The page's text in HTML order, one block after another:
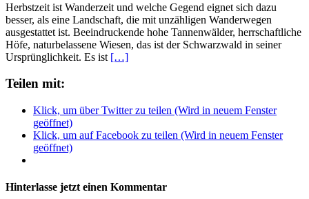
Herbstzeit ist Wanderzeit und welche Gegend eignet sich dazu
besser, als eine Landschaft, die mit unzähligen Wanderwegen
ausgestattet ist. Beeindruckende hohe Tannenwälder, herrschaftliche
Höfe, naturbelassene Wiesen, das ist der Schwarzwald in seiner
Ursprünglichkeit. Es ist […]
Teilen mit:
Klick, um über Twitter zu teilen (Wird in neuem Fenster
geöffnet)
Klick, um auf Facebook zu teilen (Wird in neuem Fenster
geöffnet)
Hinterlasse jetzt einen Kommentar